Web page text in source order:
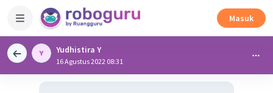
Masuk
Yudhistira Y
16 Agustus 2022 08:31